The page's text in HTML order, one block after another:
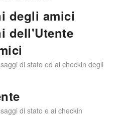
degli amici
dell'Utente
di stato ed ai checkin degli
di stato e ai checkin